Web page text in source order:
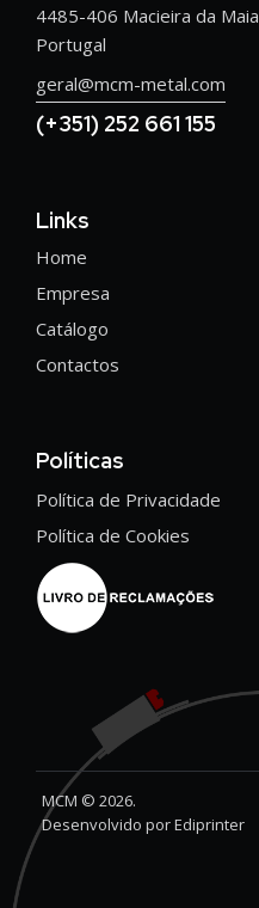
4485-406 Macieira da Maia
Portugal
geral@mcm-metal.com
(+351) 252 661 155
Links
Home
Empresa
Catálogo
Contactos
Políticas
Política de Privacidade
Política de Cookies
MCM © 2026.
Desenvolvido porEdiprinter